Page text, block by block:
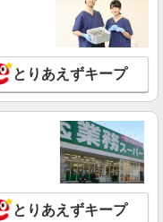
】
期間6か月・時給1550
費別途支給（規定あり）
。○。・゜+゜ 入社祝い金
の家電量販店
詳細を見る
とりあえずキープ
とりあえずキープ